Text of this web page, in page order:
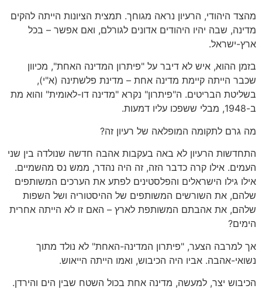
מהצד היהודי, הרעיון נראה מגוחך. תמצית הציונות הייתה להקים
מדינה, שבה יהיו היהודים אדונים לגורלם, ואם אפשר – בכל
ארץ-ישראל.
בזמן ההוא, איש לא דיבר על "פיתרון המדינה האחת", מכיוון
שכבר הייתה קיימת מדינה אחת – מדינת פלשתינה (א"י),
בשליטת הבריטים. ה"פיתרון" נקרא "מדינה דו-לאומית" והוא מת
ב-1948, מבלי ששפכו עליו דמעות.
מה גרם לתקומה המופלאה של רעיון זה?
התחדשות הרעיון לא באה בעקבות אהבה חדשה שנולדה בין שני
העמים. אילו קרה כדבר הזה, זה היה נהדר, ממש נס מהשמיים.
אילו גילו הישראלים והפלסטינים לפתע את הערכים המשותפים
שלהם, את השורשים המשותפים של ההיסטוריה ושל השפות
שלהם, את אהבתם המשותפת לארץ – האם זו לא הייתה אחרית
הימים?
אך למרבה הצער, "פיתרון המדינה-האחת" לא נולד מתוך
נשואי-אהבה. אביו היה הכיבוש, ואמו הייתה הייאוש.
הכיבוש יצר, למעשה, מדינה אחת בכול השטח שבין הים והירדן.